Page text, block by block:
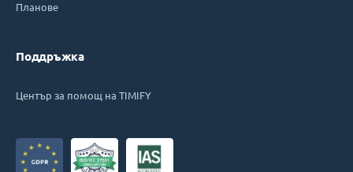
Планове
Поддръжка
Център за помощ на TIMIFY